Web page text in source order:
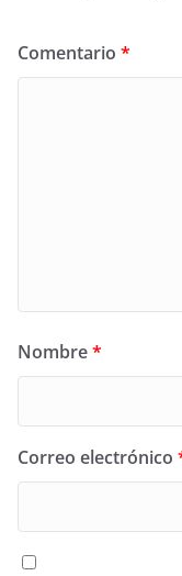
Comentario *
Nombre*
Correo electrónico